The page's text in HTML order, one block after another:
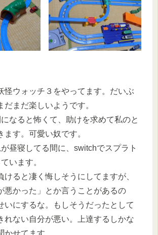
怪ウォッチ３をやってます。だいぶ
だまだ楽しいようです。
なると怖くて、助けを求めて私のと
ます。可愛い奴です。
昼寝してる間に、switchでスプラト
います。
けると凄く悔しそうにしてますが、
悪かった」とか言うことがあるの
いにするな。もしそうだったとして
れない自分が悪い。上達するしかな
かせてます。